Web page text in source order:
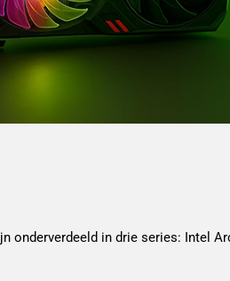
in drie series: Intel